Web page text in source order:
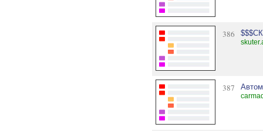
386
387